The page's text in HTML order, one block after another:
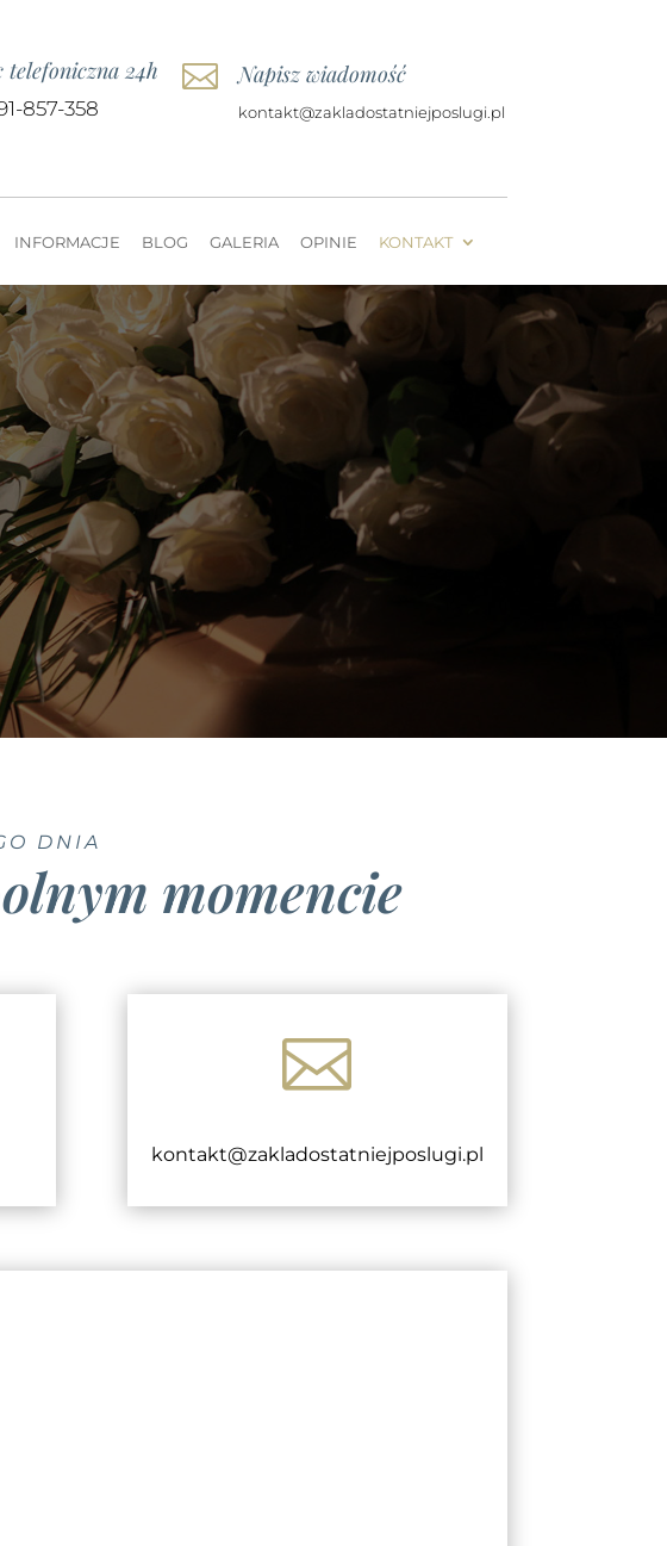
telefoniczna 24h
857-358
 Napisz wiadomość
kontakt@zakladostatniejposlugi.pl
INFORMACJE BLOG GALERIA OPINIE KONTAKT
DNIA
momencie

kontakt@zakladostatniejposlugi.pl